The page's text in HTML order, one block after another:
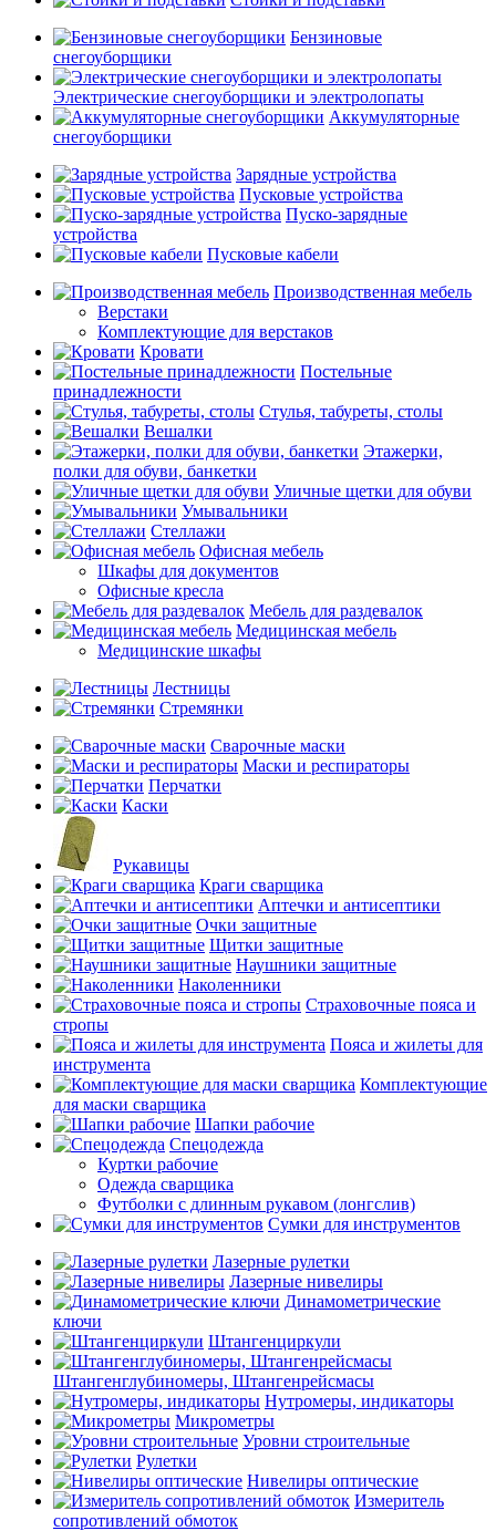
Бензиновые
снегоуборщики
Электрические снегоуборщики и электролопаты
Аккумуляторные
снегоуборщики
Зарядные устройства
Пусковые устройства
Пуско-зарядные
устройства
Пусковые кабели
Производственная мебель
Верстаки
Комплектующие для верстаков
Кровати
Постельные
принадлежности
Стулья, табуреты, столы
Вешалки
Этажерки,
полки для обуви, банкетки
Уличные щетки для обуви
Умывальники
Стеллажи
Офисная мебель
Шкафы для документов
Офисные кресла
Мебель для раздевалок
Медицинская мебель
Медицинские шкафы
Лестницы
Стремянки
Сварочные маски
Маски и респираторы
Перчатки
Каски
Рукавицы
Краги сварщика
Аптечки и антисептики
Очки защитные
Щитки защитные
Наушники защитные
Наколенники
Страховочные пояса и
стропы
Пояса и жилеты для
инструмента
Комплектующие
для маски сварщика
Шапки рабочие
Спецодежда
Куртки рабочие
Одежда сварщика
Футболки с длинным рукавом (лонгслив)
Сумки для инструментов
Лазерные рулетки
Лазерные нивелиры
Динамометрические
ключи
Штангенциркули
Штангенглубиномеры, Штангенрейсмасы
Нутромеры, индикаторы
Микрометры
Уровни строительные
Рулетки
Нивелиры оптические
Измеритель
сопротивлений обмоток